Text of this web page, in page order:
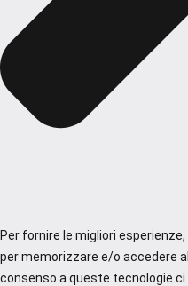
Per fornire le migliori
per memorizzare e/o accedere
consenso a queste tecnologie